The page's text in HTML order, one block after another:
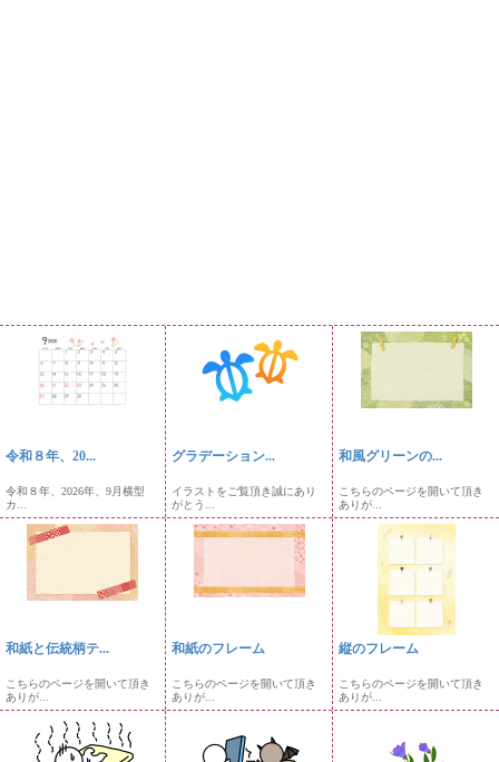
令和８年、20...
令和８年、2026年、9月横型
カ...
グラデーション...
イラストをご覧頂き誠にあり
がとう...
和風グリーンの...
こちらのページを開いて頂き
ありが...
和紙と伝統柄テ...
こちらのページを開いて頂き
ありが...
和紙のフレーム
こちらのページを開いて頂き
ありが...
縦のフレーム
こちらのページを開いて頂き
ありが...